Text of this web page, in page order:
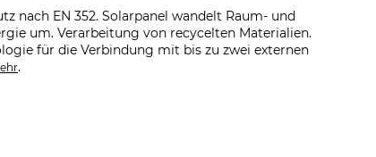
nach EN 352. Solarpanel wandelt Raum- und
um. Verarbeitung von recycelten Materialien.
für die Verbindung mit bis zu zwei externen
.